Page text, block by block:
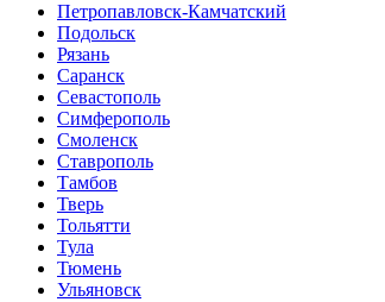
Петропавловск-Камчатский
Подольск
Рязань
Саранск
Севастополь
Симферополь
Смоленск
Ставрополь
Тамбов
Тверь
Тольятти
Тула
Тюмень
Ульяновск